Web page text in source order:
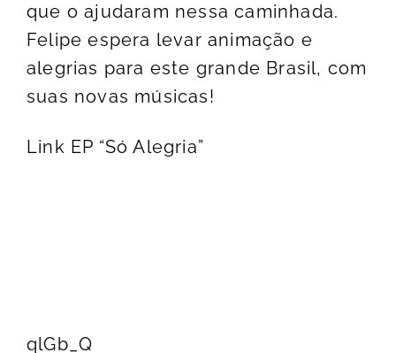
que o ajudaram nessa caminhada.
Felipe espera levar animação e
alegrias para este grande Brasil, com
suas novas músicas!
Link EP “Só Alegria”
qlGb_Q